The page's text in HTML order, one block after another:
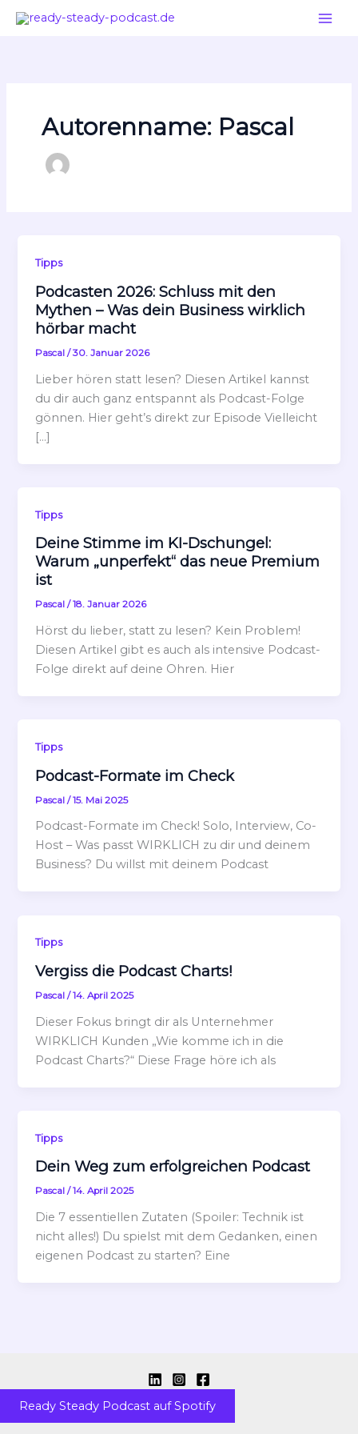
Zum
Inhalt
Autorenname: Pascal
Tipps
Podcasten 2026: Schluss mit den
Mythen – Was dein Business wirklich
hörbar macht
Pascal/30. Januar 2026
Lieber hören statt lesen? Diesen Artikel kannst
du dir auch ganz entspannt als Podcast-Folge
gönnen. Hier geht’s direkt zur Episode Vielleicht
[…]
Tipps
Deine Stimme im KI-Dschungel:
Warum „unperfekt“ das neue Premium
ist
Pascal/18. Januar 2026
Hörst du lieber, statt zu lesen? Kein Problem!
Diesen Artikel gibt es auch als intensive Podcast-
Folge direkt auf deine Ohren. Hier
Tipps
Podcast-Formate im Check
Pascal/15. Mai 2025
Podcast-Formate im Check! Solo, Interview, Co-
Host – Was passt WIRKLICH zu dir und deinem
Business? Du willst mit deinem Podcast
Tipps
Vergiss die Podcast Charts!
Pascal/14. April 2025
Dieser Fokus bringt dir als Unternehmer
WIRKLICH Kunden „Wie komme ich in die
Podcast Charts?“ Diese Frage höre ich als
Tipps
Dein Weg zum erfolgreichen Podcast
Pascal/14. April 2025
Die 7 essentiellen Zutaten (Spoiler: Technik ist
nicht alles!) Du spielst mit dem Gedanken, einen
eigenen Podcast zu starten? Eine
Ready Steady Podcast auf Spotify